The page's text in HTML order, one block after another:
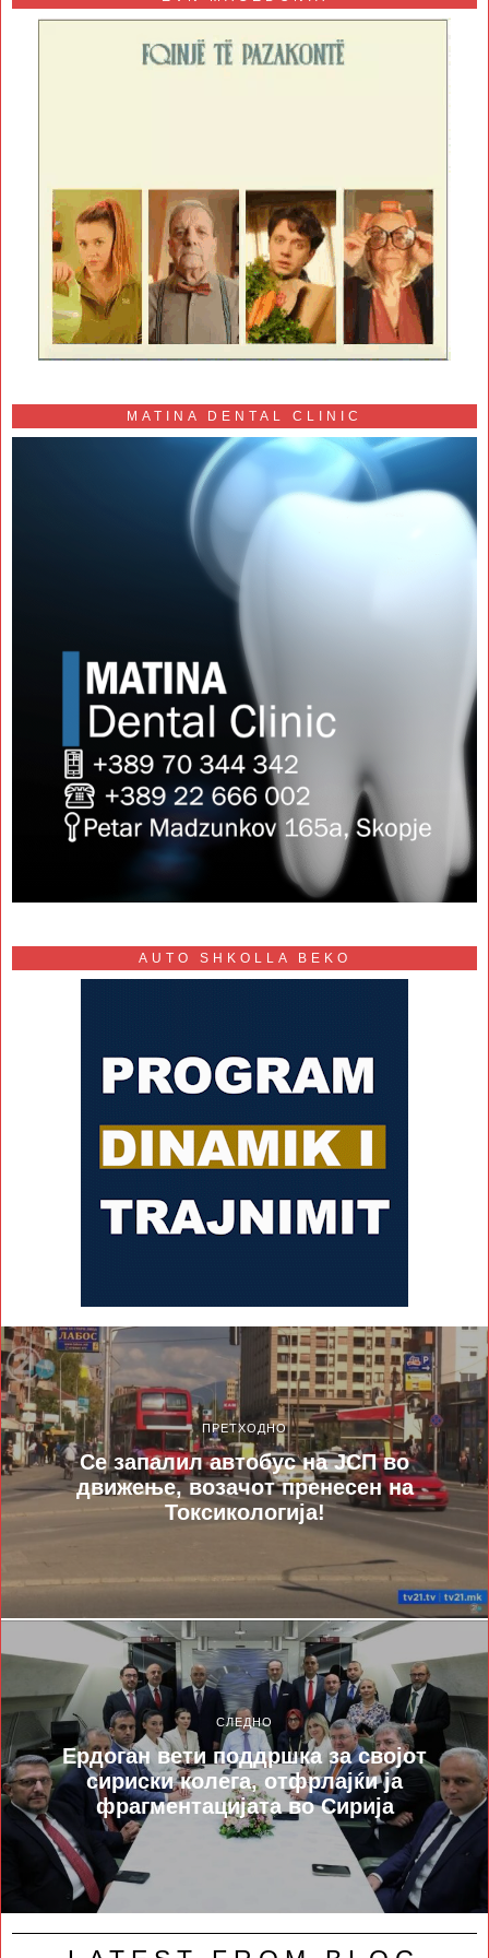
MATINA DENTAL CLINIC
AUTO SHKOLLA BEKO
ПРЕТХОДНО
Се запалил автобус на ЈСП во
движење, возачот пренесен на
Токсикологија!
СЛЕДНО
Ердоган вети поддршка за својот
сириски колега, отфрлајќи ја
фрагментацијата во Сирија